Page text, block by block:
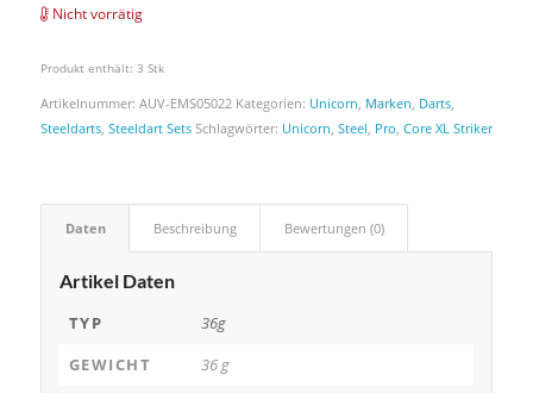
Nicht vorrätig
Produkt enthält: 3 Stk
Artikelnummer: AUV-EMS05022 Kategorien: Unicorn, Marken, Darts,
Steeldarts, Steeldart Sets Schlagwörter: Unicorn, Steel, Pro, Core XL Striker
Daten Beschreibung Bewertungen (0)
Artikel Daten
TYP
36g
GEWICHT
36 g